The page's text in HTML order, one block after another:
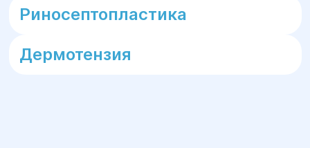
Риносептопластика
Дермотензия